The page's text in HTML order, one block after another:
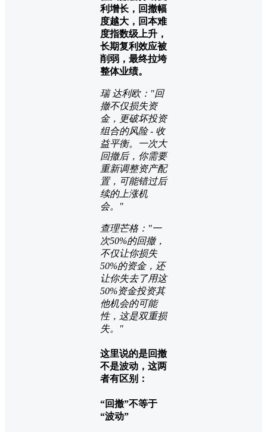
利增长，回撤幅
度越大，回本难
度指数级上升，
长期复利效应被
削弱，最终拉垮
整体业绩。
瑞 达利欧："回
撤不仅损失资
金，更破坏投资
组合的风险 - 收
益平衡。一次大
回撤后，你需要
重新调整资产配
置，可能错过后
续的上涨机
会。"
查理芒格："一
次50%的回撤，
不仅让你损失
50%的资金，还
让你失去了用这
50%资金投资其
他机会的可能
性，这是双重损
失。"
这里说的是回撤
不是波动，这两
者有区别：
“回撤”不等于
“波动”